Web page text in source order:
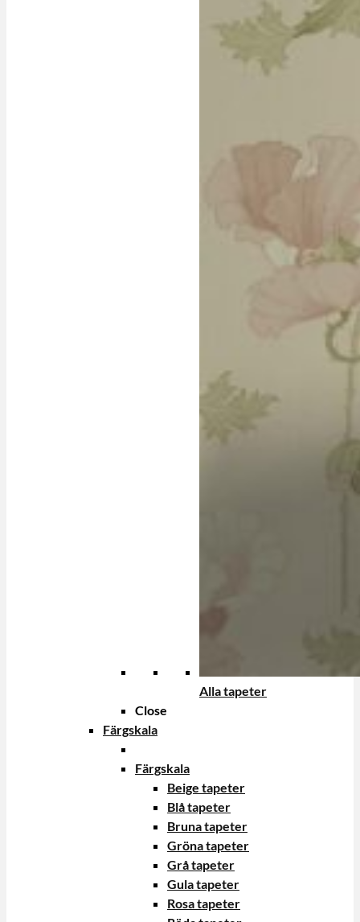
Alla tapeter
Close
Färgskala
Färgskala
Beige tapeter
Blå tapeter
Bruna tapeter
Gröna tapeter
Grå tapeter
Gula tapeter
Rosa tapeter